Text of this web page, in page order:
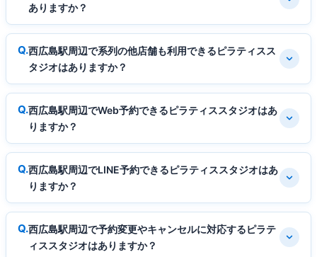
ありますか？
西広島駅周辺で系列の他店舗も利用できるピラティスス
タジオはありますか？
西広島駅周辺でWeb予約できるピラティススタジオはあ
りますか？
西広島駅周辺でLINE予約できるピラティススタジオはあ
りますか？
西広島駅周辺で予約変更やキャンセルに対応するピラテ
ィススタジオはありますか？